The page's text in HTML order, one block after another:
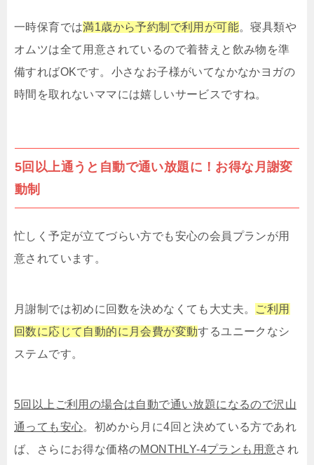
一時保育では満1歳から予約制で利用が可能。寝具類や
オムツは全て用意されているので着替えと飲み物を準
備すればOKです。小さなお子様がいてなかなかヨガの
時間を取れないママには嬉しいサービスですね。
5回以上通うと自動で通い放題に！お得な月謝変
動制
忙しく予定が立てづらい方でも安心の会員プランが用
意されています。
月謝制では初めに回数を決めなくても大丈夫。 ご利用
回数に応じて自動的に月会費が変動するユニークなシ
ステムです。
5回以上ご利用の場合は自動で通い放題になるので沢山
通っても安心。初めから月に4回と決めている方であれ
ば、さらにお得な価格のMONTHLY-4プランも用意され